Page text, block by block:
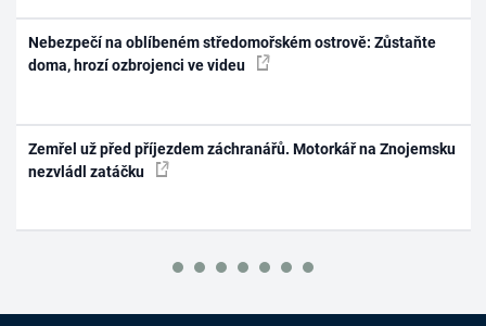
Nebezpečí na oblíbeném středomořském ostrově: Zůstaňte
doma, hrozí ozbrojenci ve videu
Zemřel už před příjezdem záchranářů. Motorkář na Znojemsku
nezvládl zatáčku